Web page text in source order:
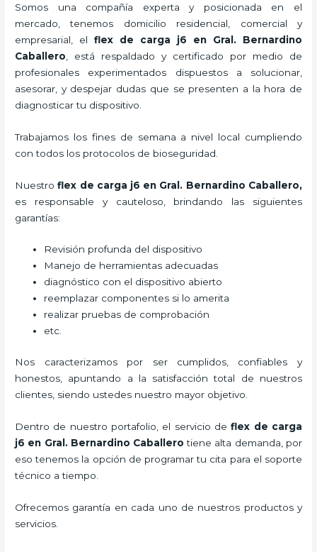
Somos una compañía experta y posicionada en el
mercado, tenemos domicilio residencial, comercial y
empresarial, elflex de carga j6 en Gral. Bernardino
Caballero , está respaldado y certificado por medio de
profesionales experimentados dispuestos a solucionar,
asesorar, y despejar dudas que se presenten a la hora de
diagnosticar tu dispositivo.
Trabajamos los fines de semana a nivel local cumpliendo
con todos los protocolos de bioseguridad.
Nuestroflex de carga j6 en Gral. Bernardino Caballero,
es responsable y cauteloso, brindando las siguientes
garantías:
Revisión profunda del dispositivo
Manejo de herramientas adecuadas
diagnóstico con el dispositivo abierto
reemplazar componentes si lo amerita
realizar pruebas de comprobación
etc.
Nos caracterizamos por ser cumplidos, confiables y
honestos, apuntando a la satisfacción total de nuestros
clientes, siendo ustedes nuestro mayor objetivo.
Dentro de nuestro portafolio, el servicio deflex de carga
j6 en Gral. Bernardino Caballero tiene alta demanda, por
eso tenemos la opción de programar tu cita para el soporte
técnico a tiempo.
Ofrecemos garantía en cada uno de nuestros productos y
servicios.